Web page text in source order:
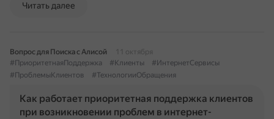
Читать далее
Вопрос для Поиска с Алисой
11 октября
#ПриоритетнаяПоддержка
#Клиенты
#ИнтернетСервисы
#ПроблемыКлиентов
#ТехнологииОбращения
Как работает приоритетная поддержка клиентов
при возникновении проблем в интернет-